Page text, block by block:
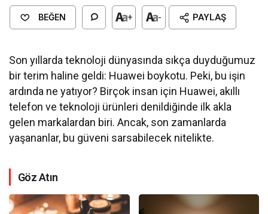
BEĞEN + - PAYLAŞ
Son yıllarda teknoloji dünyasında sıkça duyduğumuz
bir terim haline geldi: Huawei boykotu. Peki, bu işin
ardında ne yatıyor? Birçok insan için Huawei, akıllı
telefon ve teknoloji ürünleri denildiğinde ilk akla
gelen markalardan biri. Ancak, son zamanlarda
yaşananlar, bu güveni sarsabilecek nitelikte.
Göz Atın